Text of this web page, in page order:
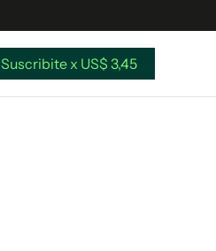
Suscribite x US$ 3,45